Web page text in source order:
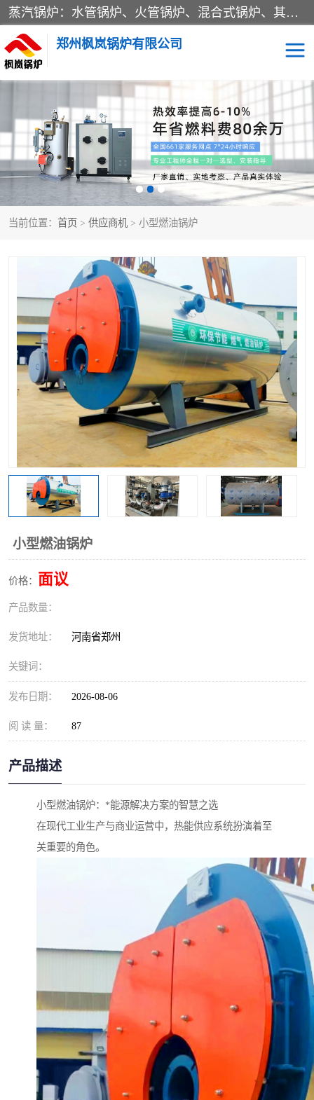
蒸汽锅炉：水管锅炉、火管锅炉、混合式锅炉、其他蒸汽锅炉； 热水锅炉：家用型集中供暖用热水锅炉、其他热水锅炉； 有机热载体锅炉； 船用蒸汽锅炉； （锅炉用辅助设备及装置）蒸汽冷凝器：表面冷凝器、混合式冷凝器、空冷式冷凝器、其他蒸汽冷凝器； 锅炉用辅助设备：节热器、蒸汽收集器、蓄能器、烟垢清除器、气体回收器、泥渣刮除器、空气预热器、其他锅炉用辅助设备；
郑州枫岚锅炉有限公司
当前位置： 首页 > 供应商机 > 小型燃油锅炉
小型燃油锅炉
价格： 面议
产品数量：
发货地址： 河南省郑州
关键词：
发布日期： 2026-08-06
阅 读 量： 87
产品描述
小型燃油锅炉：*能源解决方案的智慧之选
在现代工业生产与商业运营中，热能供应系统扮演着至
关重要的角色。